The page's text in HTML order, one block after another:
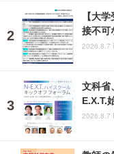
【大
接不可
2026.8.7
文科省
E.X.T.
2026.8.7